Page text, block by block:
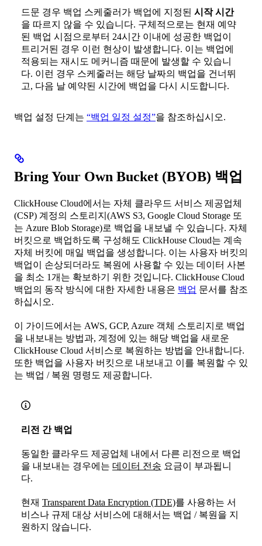
드문 경우 백업 스케줄러가 백업에 지정된 시작 시간
을 따르지 않을 수 있습니다. 구체적으로는 현재 예약
된 백업 시점으로부터 24시간 이내에 성공한 백업이
트리거된 경우 이런 현상이 발생합니다. 이는 백업에
적용되는 재시도 메커니즘 때문에 발생할 수 있습니
다. 이런 경우 스케줄러는 해당 날짜의 백업을 건너뛰
고, 다음 날 예약된 시간에 백업을 다시 시도합니다.
백업 설정 단계는 “백업 일정 설정”을 참조하십시오.
Bring Your Own Bucket (BYOB) 백업
ClickHouse Cloud에서는 자체 클라우드 서비스 제공업체
(CSP) 계정의 스토리지(AWS S3, Google Cloud Storage 또
는 Azure Blob Storage)로 백업을 내보낼 수 있습니다. 자체
버킷으로 백업하도록 구성해도 ClickHouse Cloud는 계속
자체 버킷에 매일 백업을 생성합니다. 이는 사용자 버킷의
백업이 손상되더라도 복원에 사용할 수 있는 데이터 사본
을 최소 1개는 확보하기 위한 것입니다. ClickHouse Cloud
백업의 동작 방식에 대한 자세한 내용은 백업 문서를 참조
하십시오.
이 가이드에서는 AWS, GCP, Azure 객체 스토리지로 백업
을 내보내는 방법과, 계정에 있는 해당 백업을 새로운
ClickHouse Cloud 서비스로 복원하는 방법을 안내합니다.
또한 백업을 사용자 버킷으로 내보내고 이를 복원할 수 있
는 백업 / 복원 명령도 제공합니다.
리전 간 백업
동일한 클라우드 제공업체 내에서 다른 리전으로 백업
을 내보내는 경우에는 데이터 전송 요금이 부과됩니
다.
현재 Transparent Data Encryption (TDE)를 사용하는 서
비스나 규제 대상 서비스에 대해서는 백업 / 복원을 지
원하지 않습니다.